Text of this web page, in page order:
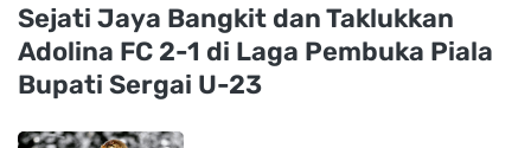
Sejati Jaya Bangkit dan Taklukkan
Adolina FC 2-1 di Laga Pembuka Piala
Bupati Sergai U-23